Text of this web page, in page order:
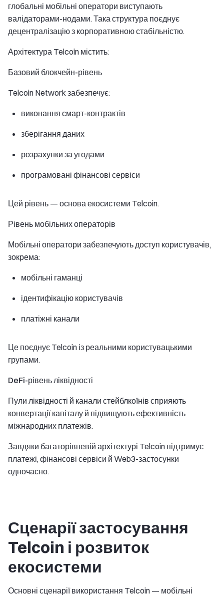
глобальні мобільні оператори виступають
валідаторами-нодами. Така структура поєднує
децентралізацію з корпоративною стабільністю.
Архітектура Telcoin містить:
Базовий блокчейн-рівень
Telcoin Network забезпечує:
виконання смарт-контрактів
зберігання даних
розрахунки за угодами
програмовані фінансові сервіси
Цей рівень — основа екосистеми Telcoin.
Рівень мобільних операторів
Мобільні оператори забезпечують доступ користувачів,
зокрема:
мобільні гаманці
ідентифікацію користувачів
платіжні канали
Це поєднує Telcoin із реальними користувацькими
групами.
DeFi-рівень ліквідності
Пули ліквідності й канали стейблкоїнів сприяють
конвертації капіталу й підвищують ефективність
міжнародних платежів.
Завдяки багаторівневій архітектурі Telcoin підтримує
платежі, фінансові сервіси й Web3-застосунки
одночасно.
Сценарії застосування
Telcoin і розвиток
екосистеми
Основні сценарії використання Telcoin — мобільні